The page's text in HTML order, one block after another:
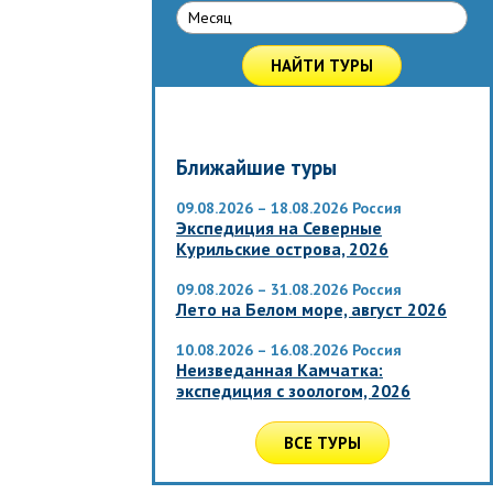
Месяц
НАЙТИ ТУРЫ
Ближайшие туры
09.08.2026 – 18.08.2026 Россия
Экспедиция на Северные
Курильские острова, 2026
09.08.2026 – 31.08.2026 Россия
Лето на Белом море, август 2026
10.08.2026 – 16.08.2026 Россия
Неизведанная Камчатка:
экспедиция с зоологом, 2026
ВСЕ ТУРЫ